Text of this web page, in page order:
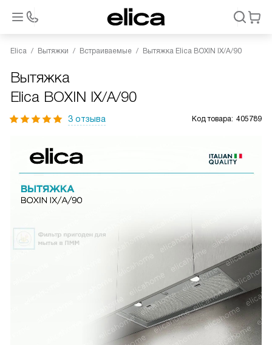
Elica Вытяжки Встраиваемые Вытяжка Elica BOXIN IX/A/90
Вытяжка
Elica BOXIN IX/A/90
3 отзыва Код товара: 405789